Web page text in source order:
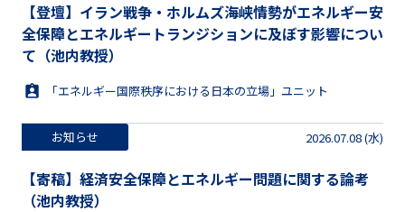
【登壇】イラン戦争・ホルムズ海峡情勢がエネルギー安
全保障とエネルギートランジションに及ぼす影響につい
て（池内教授）
「エネルギー国際秩序における日本の立場」ユニット
お知らせ 2026.07.08 (水)
【寄稿】経済安全保障とエネルギー問題に関する論考
（池内教授）